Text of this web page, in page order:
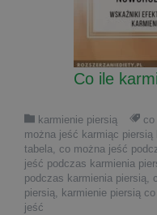
Co ile
karmienie piersią
można jeść karmiąc piersią
tabela, co można jeść
jeść podczas karmienia
podczas karmienia piersią,
piersią, karmienie piersią
jeść